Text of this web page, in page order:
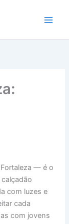
— é o
com luzes e
cada
com jovens